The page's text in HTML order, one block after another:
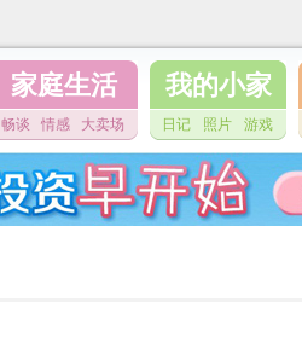
家庭生活
畅谈 情感 大卖场
我的小家
日记 照片 游戏